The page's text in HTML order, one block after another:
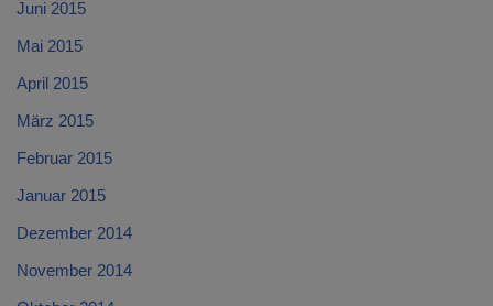
Juni 2015
Mai 2015
April 2015
März 2015
Februar 2015
Januar 2015
Dezember 2014
November 2014